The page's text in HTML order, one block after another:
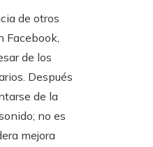
de otros
Facebook,
de los
Después
de la
no es
mejora